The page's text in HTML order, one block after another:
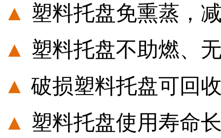
▲ 塑料托盘免熏蒸，
▲ 塑料托盘不助燃、
▲ 破损塑料托盘可回
▲ 塑料托盘使用寿命